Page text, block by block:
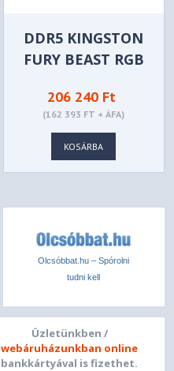
DDR5 KINGSTON
FURY BEAST RGB
EXPO) 32GB -
KF556C36BBEAK2-
32 (KIT 2DB)
206 240 Ft
(162 393 FT + ÁFA)
KOSÁRBA
Olcsóbbat.hu – Spórolni
tudni kell
Üzletünkben /
webáruházunkban online
bankkártyával is fizethet.